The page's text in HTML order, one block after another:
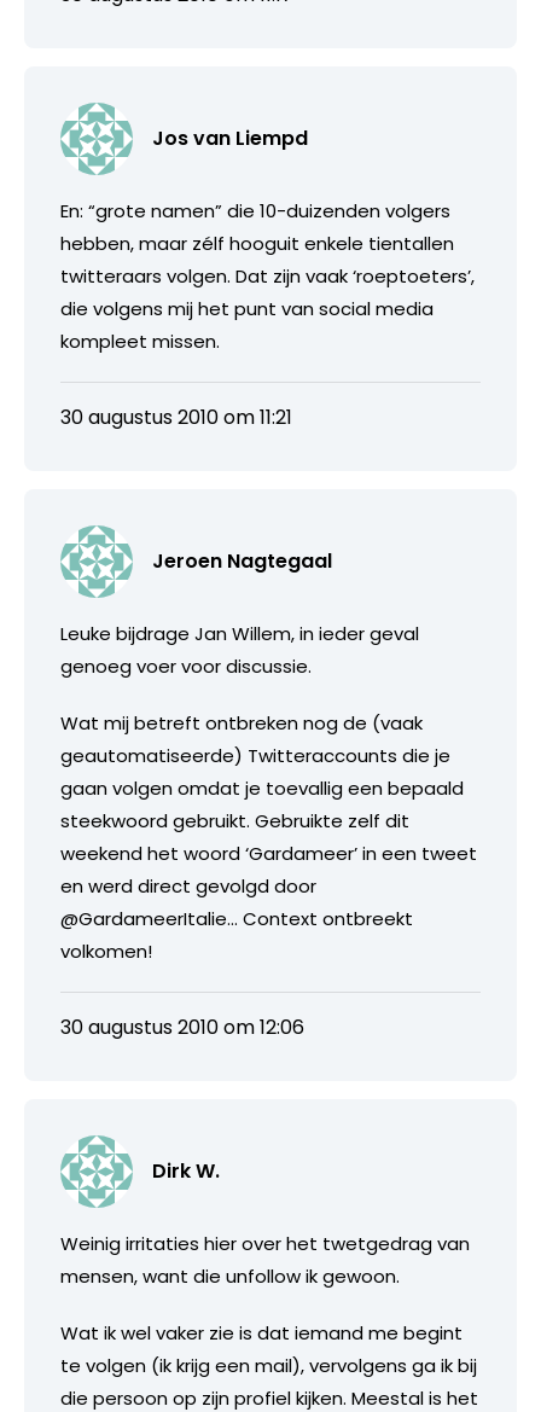
Jos van Liempd
En: “grote namen” die 10-duizenden volgers
hebben, maar zélf hooguit enkele tientallen
twitteraars volgen. Dat zijn vaak ‘roeptoeters’,
die volgens mij het punt van social media
kompleet missen.
30 augustus 2010 om 11:21
Jeroen Nagtegaal
Leuke bijdrage Jan Willem, in ieder geval
genoeg voer voor discussie.
Wat mij betreft ontbreken nog de (vaak
geautomatiseerde) Twitteraccounts die je
gaan volgen omdat je toevallig een bepaald
steekwoord gebruikt. Gebruikte zelf dit
weekend het woord ‘Gardameer’ in een tweet
en werd direct gevolgd door
@GardameerItalie… Context ontbreekt
volkomen!
30 augustus 2010 om 12:06
Dirk W.
Weinig irritaties hier over het twetgedrag van
mensen, want die unfollow ik gewoon.
Wat ik wel vaker zie is dat iemand me begint
te volgen (ik krijg een mail), vervolgens ga ik bij
die persoon op zijn profiel kijken. Meestal is het